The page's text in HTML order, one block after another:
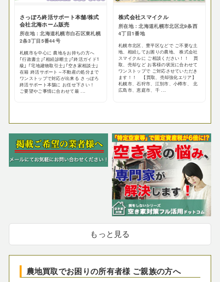
さっぽろ終活サポート本舗/株式
会社北海ホーム販売
所在地：北海道札幌市白石区東札幌
2条3丁目5番44号
札幌市を中心に 農地をお持ちの方へ
｢行政書士｣｢相続診断士｣｢終活ガイド1
級｣ ｢宅地建物取引士｣｢空き家相談士｣
在籍 終活サポート～不動産の処分まで
ワンストップで対応が出来る さっぽろ
終活サポート本舗に お任せ下さい！
ご要望やご事情に合わせて最 ...
株式会社スマイクル
所在地：北海道札幌市北区北9条西
4丁目1番地
札幌市北区、豊平区などで ご不要な土
地、相続してお困りの農地、 株式会社
スマイクルに ご相談ください！！ 買
取、売却など お客様の状況に合わせて
ワンストップで ご対応させていただき
ます！！ 【買取、売却強化エリア】
札幌市、石狩市、江別市、小樽市、 北
広島市、恵庭市、千 ...
もっと見る
農地買取でお困りの所有者様 ご親族の方へ